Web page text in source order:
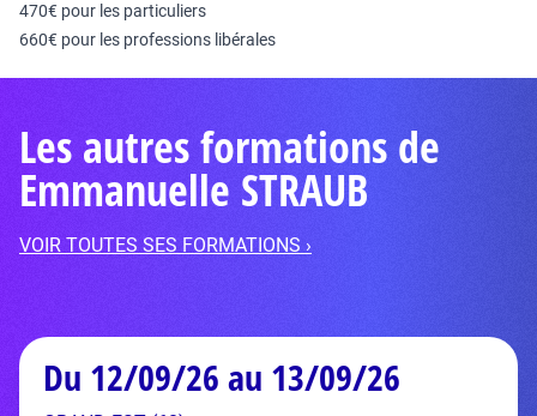
470€ pour les particuliers
660€ pour les professions libérales
Les autres formations de
Emmanuelle STRAUB
VOIR TOUTES SES FORMATIONS ›
Du 12/09/26 au 13/09/26